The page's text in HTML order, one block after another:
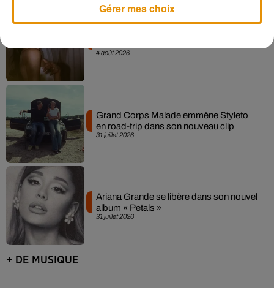
4 août 2026
31 juillet 2026
Grand Corps Malade emmène Styleto
en road-trip dans son nouveau clip
31 juillet 2026
Ariana Grande se libère dans son nouvel
album « Petals »
+ DE MUSIQUE
Gérer mes choix